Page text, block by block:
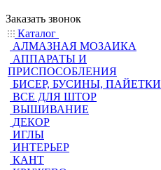
Заказать звонок
Каталог
АЛМАЗНАЯ МОЗАИКА
АППАРАТЫ И
ПРИСПОСОБЛЕНИЯ
БИСЕР, БУСИНЫ, ПАЙЕТКИ
ВСЕ ДЛЯ ШТОР
ВЫШИВАНИЕ
ДЕКОР
ИГЛЫ
ИНТЕРЬЕР
КАНТ